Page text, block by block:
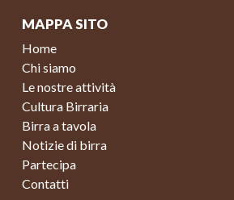
MAPPA SITO
Home
Chi siamo
Le nostre attività
Cultura Birraria
Birra a tavola
Notizie di birra
Partecipa
Contatti